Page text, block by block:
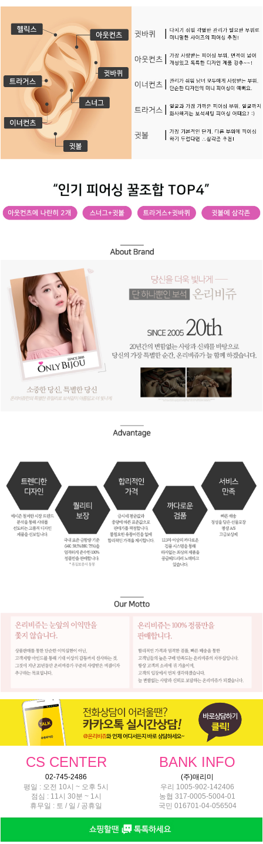
CS CENTER BANK INFO
02-745-2486
(주)매리미
평일 : 오전 10시 ~ 오후 5시
점심 : 11시 30분 ~ 1시
휴무일 : 토 / 일 / 공휴일
우리 1005-902-142406
농협 317-0005-5004-01
국민 016701-04-056504